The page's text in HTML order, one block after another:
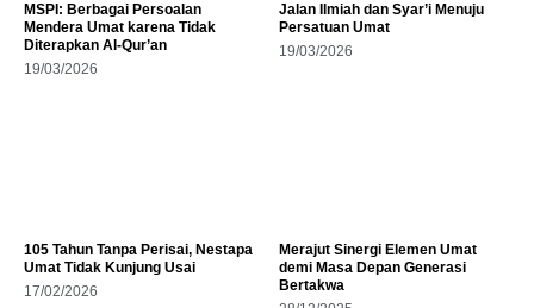
MSPI: Berbagai Persoalan
Mendera Umat karena Tidak
Diterapkan Al-Qur’an
19/03/2026
Jalan Ilmiah dan Syar’i Menuju
Persatuan Umat
19/03/2026
105 Tahun Tanpa Perisai, Nestapa
Umat Tidak Kunjung Usai
17/02/2026
Merajut Sinergi Elemen Umat
demi Masa Depan Generasi
Bertakwa